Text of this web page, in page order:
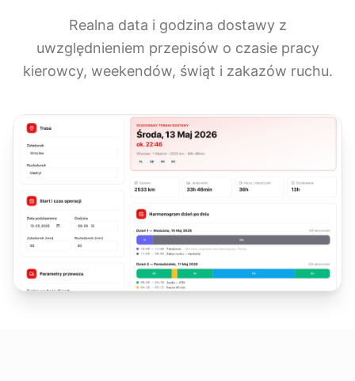
Realna data i godzina dostawy z
uwzględnieniem przepisów o czasie pracy
kierowcy, weekendów, świąt i zakazów ruchu.